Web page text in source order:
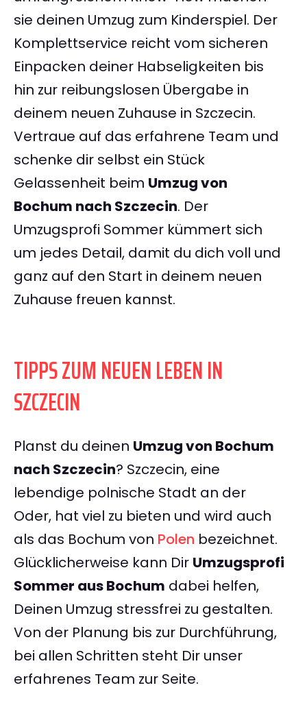
sie deinen Umzug zum Kinderspiel. Der
Komplettservice reicht vom sicheren
Einpacken deiner Habseligkeiten bis
hin zur reibungslosen Übergabe in
deinem neuen Zuhause in Szczecin.
Vertraue auf das erfahrene Team und
schenke dir selbst ein Stück
Gelassenheit beim Umzug von
Bochum nach Szczecin. Der
Umzugsprofi Sommer kümmert sich
um jedes Detail, damit du dich voll und
ganz auf den Start in deinem neuen
Zuhause freuen kannst.
TIPPS ZUM NEUEN LEBEN IN
SZCZECIN
Planst du deinen Umzug von Bochum
nach Szczecin? Szczecin, eine
lebendige polnische Stadt an der
Oder, hat viel zu bieten und wird auch
als das Bochum von Polen bezeichnet.
Glücklicherweise kann Dir Umzugsprofi
Sommer aus Bochum dabei helfen,
Deinen Umzug stressfrei zu gestalten.
Von der Planung bis zur Durchführung,
bei allen Schritten steht Dir unser
erfahrenes Team zur Seite.